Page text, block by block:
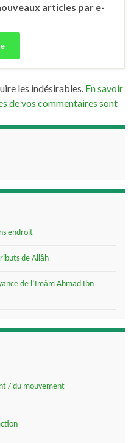
articles par e-
les indésirables. En savoir
de vos commentaires sont
endroit
de Allâh
de l’Imâm Ahmad Ibn
/ du mouvement